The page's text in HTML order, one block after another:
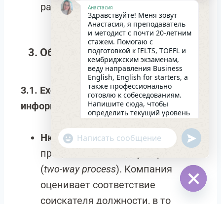
работы.)
3. Обмен информацией и оценка
соискателей
3.1. Exchanging information (обмен
информацией)
Нюанс: В контексте найма этот
процесс является двусторонним
(two-way process). Компания
оценивает соответствие
соискателя должности, в то
Анастасия
Здравствуйте! Меня зовут
Анастасия, я преподаватель
и методист с почти 20-летним
стажем. Помогаю с
подготовкой к IELTS, TOEFL и
кембриджским экзаменам,
веду направления Business
English, English for starters, а
также профессионально
готовлю к собеседованиям.
Напишите сюда, чтобы
определить текущий уровень
английского и составить
индивидуальный план
занятий. Какова главная цель
в изучении языка на
сегодняшний день?
"+chaty_settings.lang.emoji_picker+"
WhatsApp
Message